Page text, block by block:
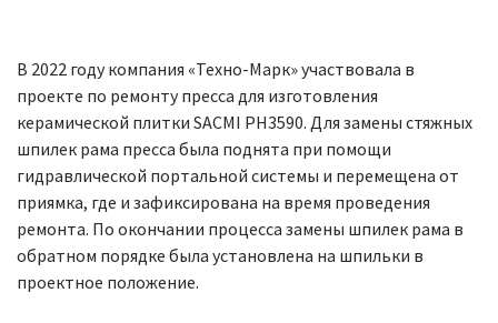
В 2022 году компания «Техно-Марк» участвовала в
проекте по ремонту пресса для изготовления
керамической плитки SACMI PH3590. Для замены стяжных
шпилек рама пресса была поднята при помощи
гидравлической портальной системы и перемещена от
приямка, где и зафиксирована на время проведения
ремонта. По окончании процесса замены шпилек рама в
обратном порядке была установлена на шпильки в
проектное положение.